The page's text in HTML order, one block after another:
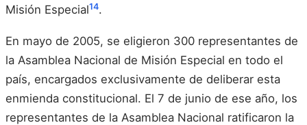
Misión Especial14.
En mayo de 2005, se eligieron 300 representantes de
la Asamblea Nacional de Misión Especial en todo el
país, encargados exclusivamente de deliberar esta
enmienda constitucional. El 7 de junio de ese año, los
representantes de la Asamblea Nacional ratificaron la